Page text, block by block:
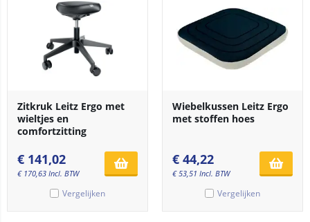
Zitkruk Leitz Ergo met
wieltjes en
comfortzitting
€ 141,02
€ 170,63 Incl. BTW
Vergelijken
Wiebelkussen Leitz Ergo
met stoffen hoes
€ 44,22
€53,51 Incl. BTW
Vergelijken